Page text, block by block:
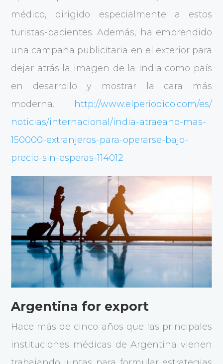
médico, dirigido especialmente a estos
turistas-pacientes. Además, ha emprendido
una campaña publicitaria en el exterior para
dejar atrás la imagen de la India como país
en desarrollo y mostrar la cara más
moderna. http://www.elperiodico.com/es/
noticias/internacional/india-atraeano-mas-
150000-extranjeros-para-operarse-bajo-
precio-sin-esperas-114012
Argentina for export
Hace más de cinco años que las principales
instituciones médicas de Argentina vienen